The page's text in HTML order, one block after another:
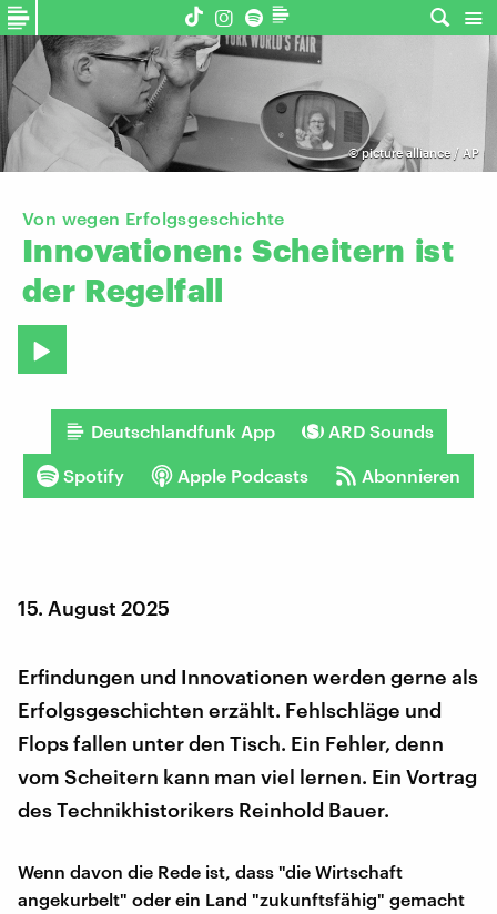
©picture alliance / AP
Von wegen Erfolgsgeschichte
Innovationen: Scheitern ist
der Regelfall
Deutschlandfunk App ARD Sounds
Spotify Apple Podcasts Abonnieren
15. August 2025
Erfindungen und Innovationen werden gerne als
Erfolgsgeschichten erzählt. Fehlschläge und
Flops fallen unter den Tisch. Ein Fehler, denn
vom Scheitern kann man viel lernen. Ein Vortrag
des Technikhistorikers Reinhold Bauer.
Wenn davon die Rede ist, dass "die Wirtschaft
angekurbelt" oder ein Land "zukunftsfähig" gemacht